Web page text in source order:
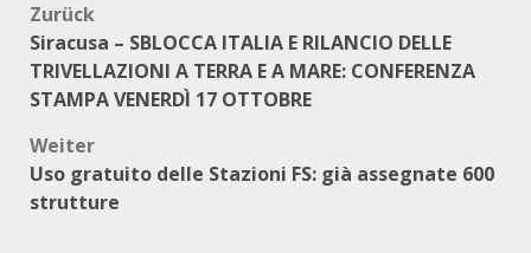
Beitragsnavigation
Zurück
Siracusa – SBLOCCA ITALIA E RILANCIO DELLE
TRIVELLAZIONI A TERRA E A MARE: CONFERENZA
STAMPA VENERDÌ 17 OTTOBRE
Weiter
Uso gratuito delle Stazioni FS: già assegnate 600
strutture